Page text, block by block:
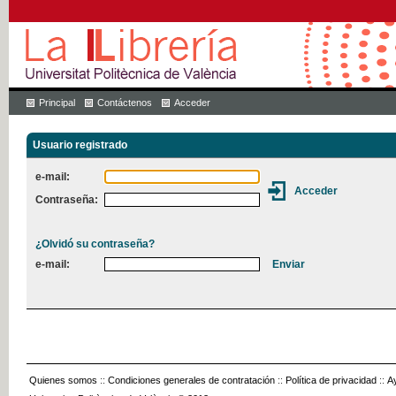
Principal Contáctenos Acceder
Usuario registrado
e-mail:
Contraseña:
¿Olvidó su contraseña?
e-mail:
Quienes somos :: Condiciones generales de contratación :: Política de privacidad ::